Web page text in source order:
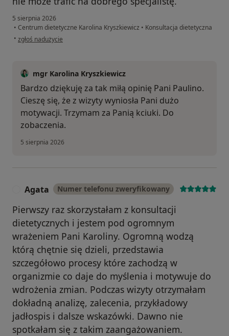
5 sierpnia 2026
• Centrum dietetyczne Karolina Kryszkiewicz • Konsultacja dietetyczna
• w opinii użytkownika Paulina
zgłoś nadużycie
mgr Karolina Kryszkiewicz
Bardzo dziękuję za tak miłą opinię Pani Paulino.
Cieszę się, że z wizyty wyniosła Pani dużo
motywacji. Trzymam za Panią kciuki. Do
zobaczenia.
5 sierpnia 2026
Agata Numer telefonu zweryfikowany
Pierwszy raz skorzystałam z konsultacji
dietetycznych i jestem pod ogromnym
wrażeniem Pani Karoliny. Ogromną wodzą
którą chętnie się dzieli, przedstawia
szczegółowo procesy które zachodzą w
organizmie co daje do myślenia i motywuje do
wdrożenia zmian. Podczas wizyty otrzymałam
dokładną analizę, zalecenia, przykładowy
jadłospis i dalsze wskazówki. Dawno nie
spotkałam się z takim zaangażowaniem.